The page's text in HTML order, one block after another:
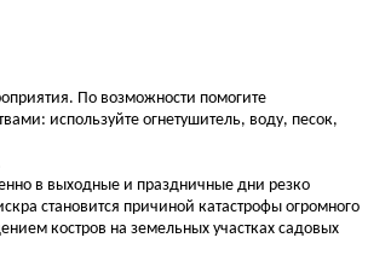
По возможности помогите
используйте огнетушитель, воду, песок,
в выходные и праздничные дни резко
становится причиной катастрофы огромного
костров на земельных участках садовых